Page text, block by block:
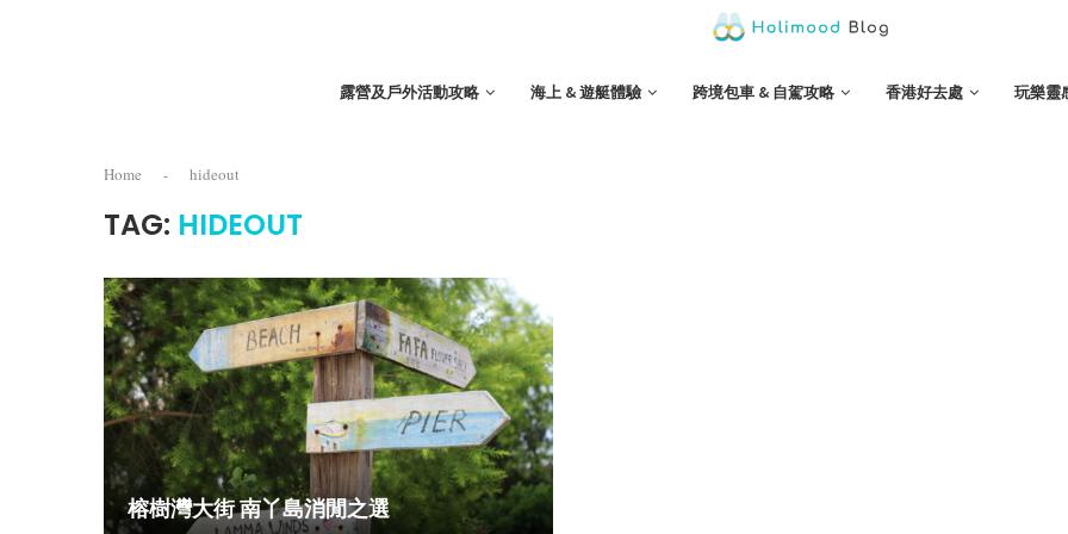
露營及戶外活動攻略 海上 & 遊艇體驗 跨境包車 & 自駕攻略 香港好去處 玩樂靈
Home - hideout
TAG: HIDEOUT
榕樹灣大街 南丫島消閒之選